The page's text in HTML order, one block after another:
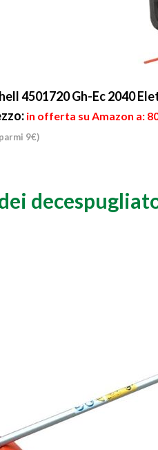
4501720 Gh-Ec 2040
in offerta su Amazon a:
9€)